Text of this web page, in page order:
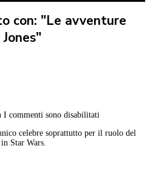
con: "Le avventure
I commenti sono disabilitati
celebre soprattutto per il ruolo del
Star Wars.